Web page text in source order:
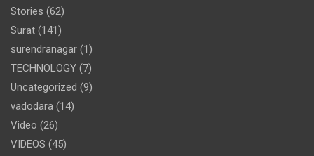
Stories (62)
Surat (141)
surendranagar (1)
TECHNOLOGY (7)
Uncategorized (9)
vadodara (14)
Video (26)
VIDEOS (45)